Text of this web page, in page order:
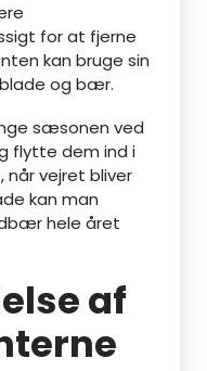
for at fjerne
kan bruge sin
og bær.
sæsonen ved
flytte dem ind i
når vejret bliver
kan man
hele året
af